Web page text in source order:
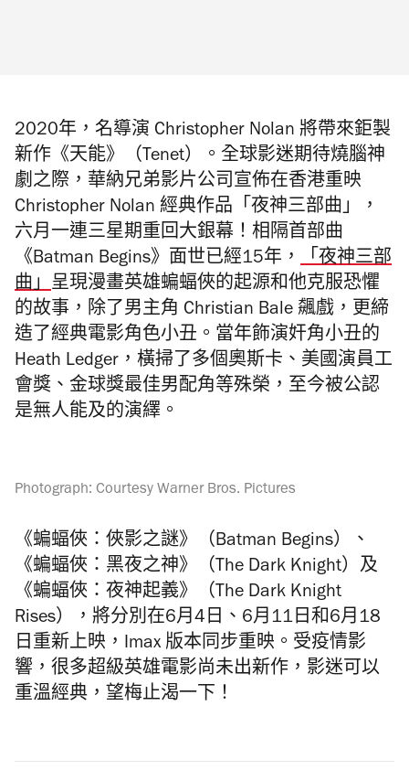
2020年，名導演 Christopher Nolan 將帶來鉅製
新作《天能》（Tenet）。 全球影迷期待燒腦神
劇之際，華納兄弟影片公司宣佈在香港重映
Christopher Nolan 經典作品「夜神三部曲」，
六月一連三星期重回大銀幕！ 相隔首部曲
《Batman Begins》面世已經15年， 「夜神三部
曲」呈現漫畫英雄蝙蝠俠的起源和他克服恐懼
的故事，除了男主角 Christian Bale 飆戲，更締
造了經典電影角色小丑。 當年飾演奸角小丑的
Heath Ledger，橫掃了多個奧斯卡、美國演員工
會獎、金球獎最佳男配角等殊榮，至今被公認
是無人能及的演繹。
Photograph: Courtesy Warner Bros. Pictures
《蝙蝠俠：俠影之謎》（Batman Begins）、
《蝙蝠俠：黑夜之神》（The Dark Knight）及
《蝙蝠俠：夜神起義》（The Dark Knight
Rises），將分別在6月4日、6月11日和6月18
日重新上映，Imax 版本同步重映。 受疫情影
響，很多超級英雄電影尚未出新作，影迷可以
重溫經典，望梅止渴一下！